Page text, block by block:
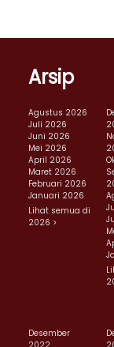
Arsip
Agustus 2026
Juli 2026
Juni 2026
Mei 2026
April 2026
Maret 2026
Februari 2026
Januari 2026
Lihat semua di
2026 >
Desember